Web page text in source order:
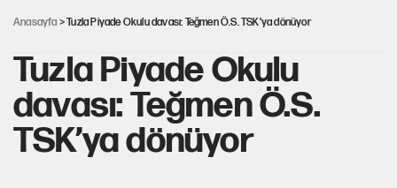
Anasayfa > Tuzla Piyade Okulu davası: Teğmen Ö.S. TSK’ya dönüyor
Tuzla Piyade Okulu
davası: Teğmen Ö.S.
TSK’ya dönüyor